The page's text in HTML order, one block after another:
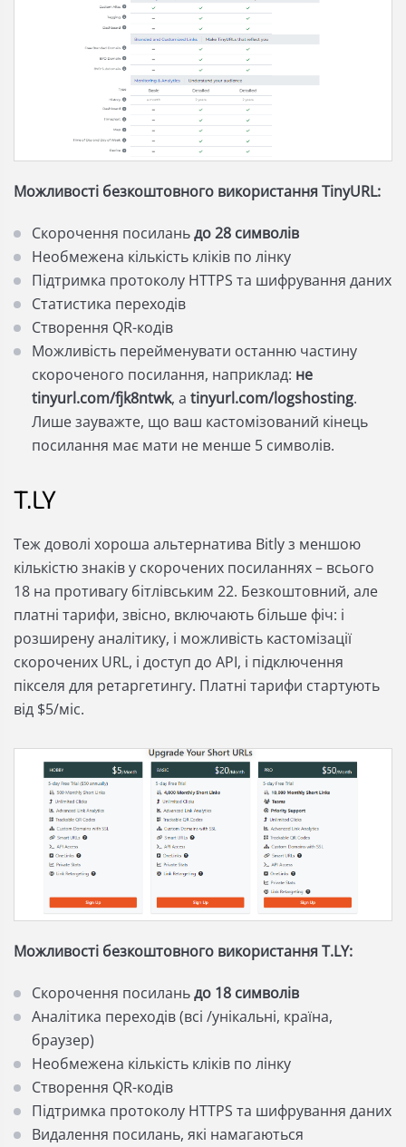
Можливості безкоштовного використання TinyURL:
Скорочення посиланьдо 28 символів
Необмежена кількість кліків по лінку
Підтримка протоколу HTTPS та шифрування даних
Статистика переходів
Створення QR-кодів
Можливість перейменувати останню частину
скороченого посилання, наприклад: не
tinyurl.com/fjk8ntwk, а tinyurl.com/logshosting.
Лише зауважте, що ваш кастомізований кінець
посилання має мати не менше 5 символів.
T.LY
Теж доволі хороша альтернатива Bitly з меншою
кількістю знаків у скорочених посиланнях – всього
18 на противагу бітлівським 22. Безкоштовний, але
платні тарифи, звісно, включають більше фіч: і
розширену аналітику, і можливість кастомізації
скорочених URL, і доступ до API, і підключення
пікселя для ретаргетингу. Платні тарифи стартують
від $5/міс.
Можливості безкоштовного використання T.LY:
Скорочення посиланьдо 18 символів
Аналітика переходів (всі /унікальні, країна,
браузер)
Необмежена кількість кліків по лінку
Створення QR-кодів
Підтримка протоколу HTTPS та шифрування даних
Видалення посилань, які намагаються